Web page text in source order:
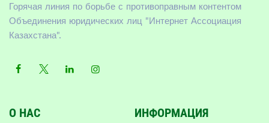
Горячая линия по борьбе с противоправным контентом
Объединения юридических лиц "Интернет Ассоциация
Казахстана".
О НАС ИНФОРМАЦИЯ